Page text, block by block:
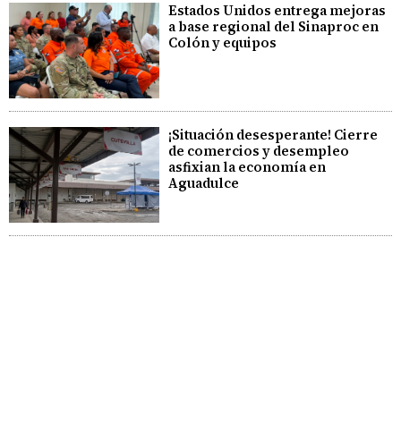
Estados Unidos entrega mejoras
a base regional del Sinaproc en
Colón y equipos
¡Situación desesperante! Cierre
de comercios y desempleo
asfixian la economía en
Aguadulce